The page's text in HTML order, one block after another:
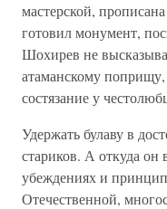
мастерской,
готовил монумент,
Шохирев не
атаманскому
состязание у
Удержать булаву в
стариков. А откуда он
убеждениях и
Отечественной,